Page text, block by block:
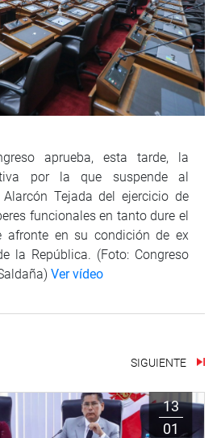
aprueba, esta tarde, la
por la que suspende al
Tejada del ejercicio de
funcionales en tanto dure el
afronte en su condición de ex
la República. (Foto: Congreso
Ver vídeo
SIGUIENTE
13
01